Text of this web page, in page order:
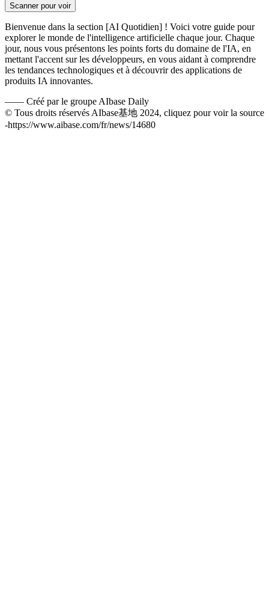
Scanner pour voir
Bienvenue dans la section [AI Quotidien] ! Voici votre guide pour
explorer le monde de l'intelligence artificielle chaque jour. Chaque
jour, nous vous présentons les points forts du domaine de l'IA, en
mettant l'accent sur les développeurs, en vous aidant à comprendre
les tendances technologiques et à découvrir des applications de
produits IA innovantes.
—— Créé par le groupe AIbase Daily
© Tous droits réservés AIbase基地 2024, cliquez pour voir la source
-https://www.aibase.com/fr/news/14680